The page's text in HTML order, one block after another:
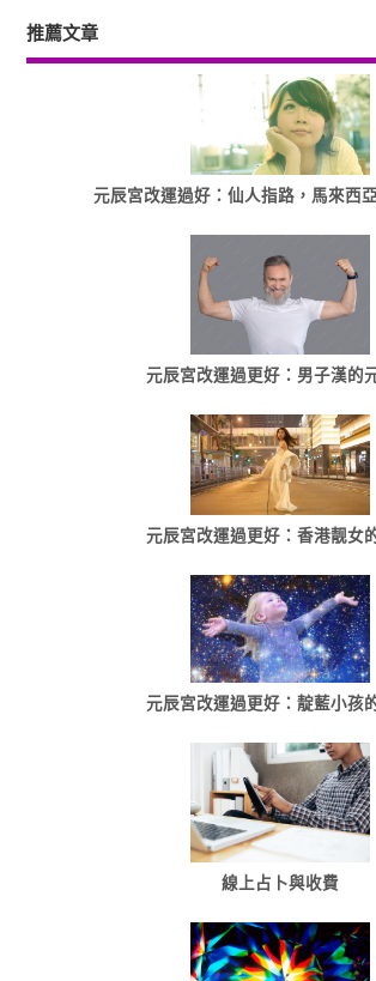
推薦文章
元辰宮改運過好：仙人指路，馬來西
元辰宮改運過更好：男子漢的
元辰宮改運過更好：香港靓女
元辰宮改運過更好：靛藍小孩
線上占卜與收費